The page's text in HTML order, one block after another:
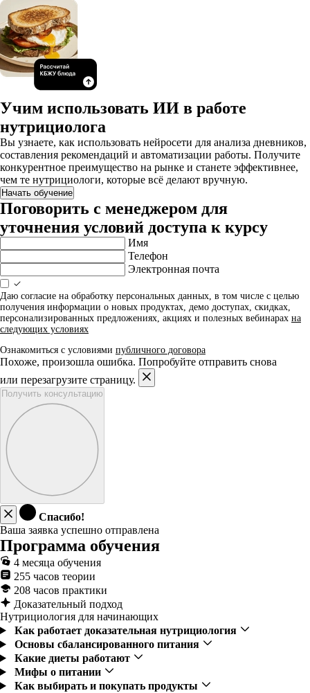
Учим использовать ИИ в работе
нутрициолога
Вы узнаете, как использовать нейросети для анализа дневников,
составления рекомендаций и автоматизации работы. Получите
конкурентное преимущество на рынке и станете эффективнее,
чем те нутрициологи, которые всё делают вручную.
Начать обучение
Поговорить с менеджером для
уточнения условий доступа к курсу
Имя
Телефон
Электронная почта
Даю согласие на обработку персональных данных, в том числе с целью
получения информации о новых продуктах, демо доступах, скидках,
персонализированных предложениях, акциях и полезных вебинарах на
следующих условиях
Ознакомиться с условиями публичного договора
Похоже, произошла ошибка. Попробуйте отправить снова
или перезагрузите страницу.
Получить консультацию
Спасибо!
Ваша заявка успешно отправлена
Программа обучения
4 месяца обучения
255 часов теории
208 часов практики
Доказательный подход
Нутрициология для начинающих
Как работает доказательная нутрициология
Основы сбалансированного питания
Какие диеты работают
Мифы о питании
Как выбирать и покупать продукты